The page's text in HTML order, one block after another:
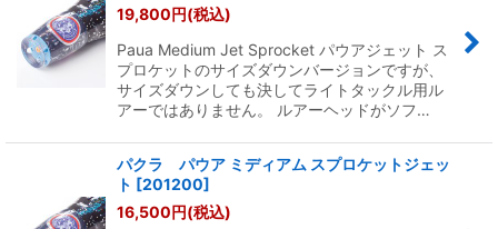
19,800円(税込)
Paua Medium Jet Sprocket パウアジェット ス
プロケットのサイズダウンバージョンですが、
サイズダウンしても決してライトタックル用ル
アーではありません。 ルアーヘッドがソフ…
パクラ パウア ミディアム スプロケットジェッ
ト [201200]
16,500円(税込)